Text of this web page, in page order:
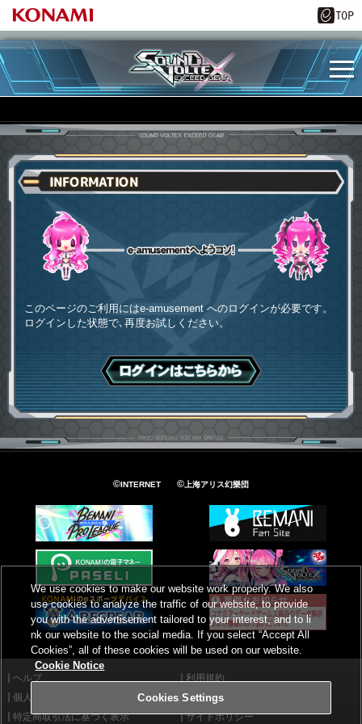
INFORMATION
このページのご利用にはe-amusement へのログインが必要です。
ログインした状態で､再度お試しください。
ログインはこちら
©INTERNET ©上海アリス幻樂団
ヘルプ
利用規約
個人情報等保護方針
外部送信について
特定商取引法に基づく表示
サイトポリシー
We use cookies to make our website work properly. We also
use cookies to analyze the traffic of our website, to provide
you with the advertisement tailored to your interest, and to li
nk our website to the social media. If you select “Accept All
Cookies”, all of these cookies will be used on our website.
Cookie Notice
Cookies Settings